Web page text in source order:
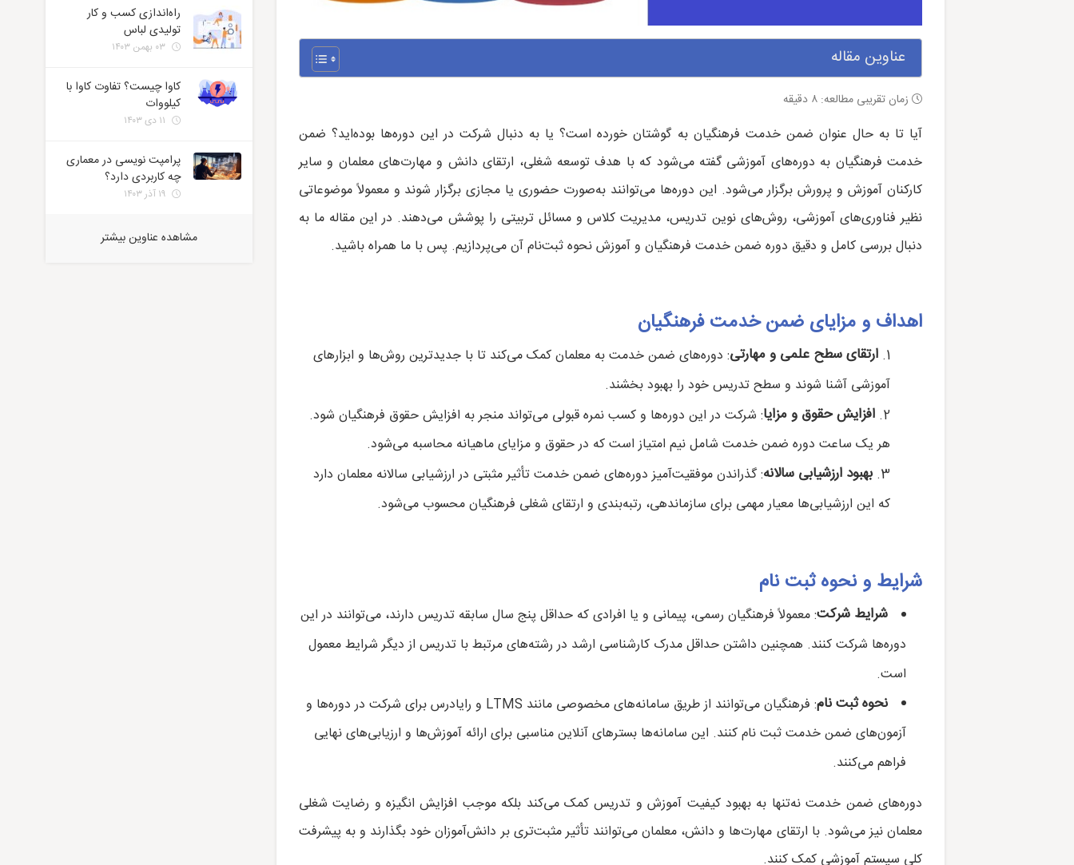
عناوین مقاله
زمان تقریبی مطالعه: ۸ دقیقه
آیا تا به حال عنوان ضمن خدمت فرهنگیان به گوشتان خورده است؟ یا به دنبال شرکت در این دوره‌ها بوده‌اید؟ ضمن
خدمت فرهنگیان به دوره‌های آموزشی گفته می‌شود که با هدف توسعه شغلی، ارتقای دانش و مهارت‌های معلمان و سایر
کارکنان آموزش و پرورش برگزار می‌شود. این دوره‌ها می‌توانند به‌صورت حضوری یا مجازی برگزار شوند و معمولاً موضوعاتی
نظیر فناوری‌های آموزشی، روش‌های نوین تدریس، مدیریت کلاس و مسائل تربیتی را پوشش می‌دهند. در این مقاله ما به
دنبال بررسی کامل و دقیق دوره ضمن خدمت فرهنگیان و آموزش نحوه ثبت‌نام آن می‌پردازیم. پس با ما همراه باشید.
اهداف و مزایای ضمن خدمت فرهنگیان
ارتقای سطح علمی و مهارتی: دوره‌های ضمن خدمت به معلمان کمک می‌کند تا با جدیدترین روش‌ها و ابزارهای
آموزشی آشنا شوند و سطح تدریس خود را بهبود بخشند.
افزایش حقوق و مزایا: شرکت در این دوره‌ها و کسب نمره قبولی می‌تواند منجر به افزایش حقوق فرهنگیان شود.
هر یک ساعت دوره ضمن خدمت شامل نیم امتیاز است که در حقوق و مزایای ماهیانه محاسبه می‌شود.
بهبود ارزشیابی سالانه: گذراندن موفقیت‌آمیز دوره‌های ضمن خدمت تأثیر مثبتی در ارزشیابی سالانه معلمان دارد
که این ارزشیابی‌ها معیار مهمی برای سازماندهی، رتبه‌بندی و ارتقای شغلی فرهنگیان محسوب می‌شود.
شرایط و نحوه ثبت نام
شرایط شرکت: معمولاً فرهنگیان رسمی، پیمانی و یا افرادی که حداقل پنج سال سابقه تدریس دارند، می‌توانند در این
دوره‌ها شرکت کنند. همچنین داشتن حداقل مدرک کارشناسی ارشد در رشته‌های مرتبط با تدریس از دیگر شرایط معمول
است.
نحوه ثبت نام
: فرهنگیان می‌توانند از طریق سامانه‌های مخصوصی مانند LTMS و رایادرس برای شرکت در دوره‌ها و
آزمون‌های ضمن خدمت ثبت نام کنند. این سامانه‌ها بسترهای آنلاین مناسبی برای ارائه آموزش‌ها و ارزیابی‌های نهایی
فراهم می‌کنند.
دوره‌های ضمن خدمت نه‌تنها به بهبود کیفیت آموزش و تدریس کمک می‌کند بلکه موجب افزایش انگیزه و رضایت شغلی
معلمان نیز می‌شود. با ارتقای مهارت‌ها و دانش، معلمان می‌توانند تأثیر مثبت‌تری بر دانش‌آموزان خود بگذارند و به پیشرفت
کلی سیستم آموزشی کمک کنند.
راه‌اندازی کسب و کار
تولیدی لباس
کاوا چیست؟ تفاوت کاوا با
کیلووات
پرامپت نویسی در معماری
چه کاربردی دارد؟
۱۹ آذر ۱۴۰۳
مشاهده عناوین بیشتر